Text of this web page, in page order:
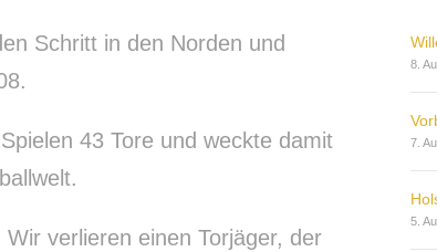
Schritt in den Norden und
43 Tore und weckte damit
verlieren einen Torjäger, der
8.
7.
5.